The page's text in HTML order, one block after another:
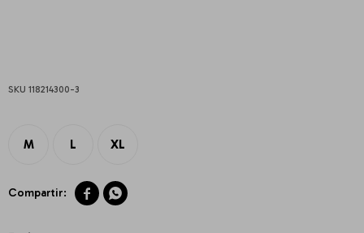
118214300-3
M L XL
 